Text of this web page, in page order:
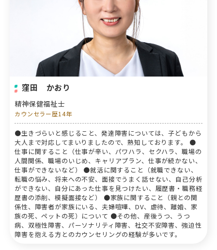
窪田 かおり
精神保健福祉士
カウンセラー歴14年
●生きづらいと感じること、発達障害については、子どもから
大人まで対応してまいりましたので、熟知しております。 ●
仕事に関すること（仕事が辛い、パワハラ、セクハラ、職場の
人間関係、職場のいじめ、キャリアプラン、仕事が続かない、
仕事ができないなど） ●就活に関すること（就職できない、
転職の悩み、将来への不安、面接でうまく話せない、自己分析
ができない、自分にあった仕事を見つけたい、履歴書・職務経
歴書の添削、模擬面接など） ●家族に関すること（親との関
係性、障害者が家族にいる、夫婦喧嘩、DV、虐待、離婚、家
族の死、ペットの死）について ●その他、産後うつ、うつ
病、双極性障害、パーソナリティ障害、社交不安障害、強迫性
障害を抱える方とのカウンセリングの経験が多いです。